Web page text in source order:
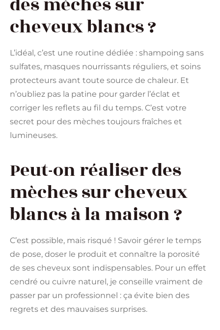
cheveux blancs ?
L’idéal, c’est une routine dédiée : shampoing sans
sulfates, masques nourrissants réguliers, et soins
protecteurs avant toute source de chaleur. Et
n’oubliez pas la patine pour garder l’éclat et
corriger les reflets au fil du temps. C’est votre
secret pour des mèches toujours fraîches et
lumineuses.
Peut-on réaliser des
mèches sur cheveux
blancs à la maison ?
C’est possible, mais risqué ! Savoir gérer le temps
de pose, doser le produit et connaître la porosité
de ses cheveux sont indispensables. Pour un effet
cendré ou cuivre naturel, je conseille vraiment de
passer par un professionnel : ça évite bien des
regrets et des mauvaises surprises.